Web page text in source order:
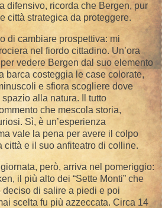
difensivo, ricorda che Bergen, pur
città strategica da proteggere.
di cambiare prospettiva: mi
nel fiordo cittadino. Un’ora
vedere Bergen dal suo elemento
barca costeggia le case colorate,
e sfiora scogliere dove
spazio alla natura. Il tutto
che mescola storia,
Sì, è un’esperienza
vale la pena per avere il colpo
città e il suo anfiteatro di colline.
giornata, però, arriva nel pomeriggio:
il più alto dei “Sette Monti” che
di salire a piedi e poi
scelta fu più azzeccata. Circa 14